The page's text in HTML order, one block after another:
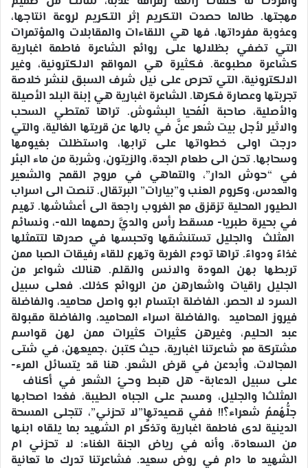
مهجتها. طالما حصدت التكريم إثر التكريم لروعة انتاجها،
وعذوبة مفرداتها، فها هي اللقاءات والمقابلات والمؤتمرات
التي تضفي بظلالها على روائع الشاعرة فاطمة اغبارية
كشاعرة مطبوعة. فكثيرة هي المواقع الالكترونية، وغير
الالكترونية، التي تحرص على نيل شرف السبق لنشر خلاصة
تجربتها وعصارة فكرها. الشاعرة اغبارية هي إبنة البلد الأصيلة
والأصلية، صاحبة الُمُحيا البشوش. تراها تمتطي السحب
والاثير لأجل بيت شعر عنَّ في بالها عن قريتها الغالية، والتي
درجت اولى خطواتها على ترابها، واستظلت بغيومها
وسحابها. تحن الى طعام الجدة، والزيتون، وشربة من ماء البئر
في “حوش الدار”، والتماهي في مروج القمح والشعير
والعدس، وكروم العنب و”بيارات” البرتقال. تنصت الى اسراب
الطيور المحلية تزقزق مع الغروب راجعة الى أعشاشها. تهيم
في بحيرة طبريا- مسقط رأس والديَّ رحمهما الله-، ونسائم
المثلث والجليل تستنشقها وتحبسها في صدرها لتتمثلها
غذاءً ودواءً. تراها تودع الغربة وتهرع للقاء رفيقات الصبا ممن
تربطها بهن المودة والانس والقلم. هنالك شواعر من
الجليل راقيات واشعارهن من الروائع كذلك. فعلى سبيل
السرد لا الحصر، الفاضلة ابتسام ابو واصل محاميد، والفاضلة
فيروز المحاميد ،والفاضلة اسراء المحاميد، والفاضلة مقبولة
عبد الحليم، وغيرهن كثيرات كثيرات ممن لهن قواسم
مشتركة مع شاعرتنا اغبارية، حيث كتبن ،جميعهن، في شتى
المجالات، وأبدعن في قرض الشعر. هنا قد يتسائل المرء-
على سبيل الدعابة- هل هبط وحيُ الشعر في أكناف
المثلثl والجليل، ومسح على الجباه الطيبة، فغدا اصحابها
جلُّهُممُ شعراء؟!! ففي قصيدتها”لا تحزني”، تتجلى المسحة
الدينية لدى فاطمة اغبارية وتذكِّر ام الشهيد بما يلقاه ابنها
من السعادة، وأنه في رياض الجنة الغناء: لا تحزني ام
الشهيد ما دام في روض سعيد. فشاعرتنا تدرك ما تعانية